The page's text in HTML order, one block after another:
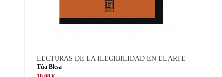
LECTURAS DE LA ILEGIBILIDAD EN EL ARTE
Túa Blesa